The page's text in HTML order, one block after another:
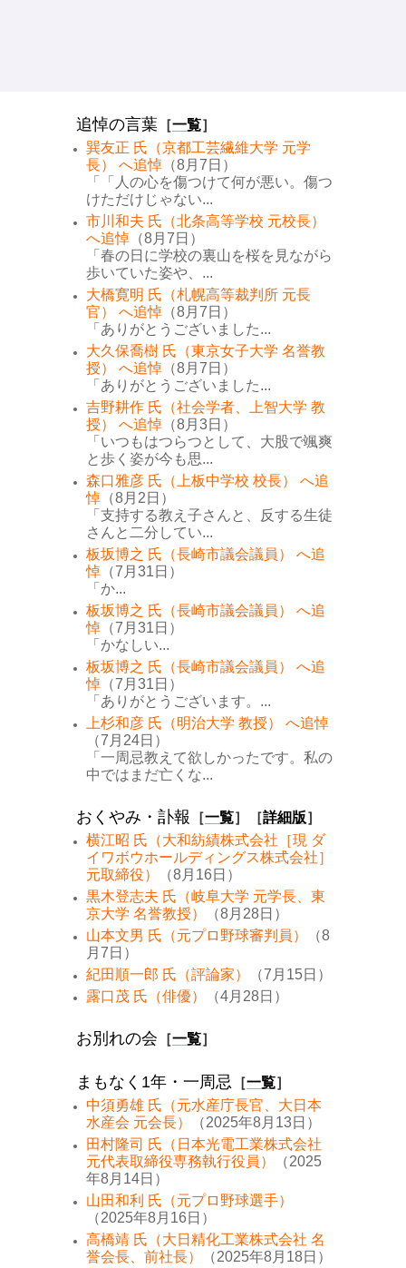
追悼の言葉 ［一覧］
巽友正 氏（京都工芸繊維大学 元学
長） へ追悼 （8月7日）
「「人の心を傷つけて何が悪い。傷つ
けただけじゃない...
市川和夫 氏（北条高等学校 元校長）
へ追悼 （8月7日）
「春の日に学校の裏山を桜を見ながら
歩いていた姿や、...
大橋寛明 氏（札幌高等裁判所 元長
官） へ追悼 （8月7日）
「ありがとうございました...
大久保喬樹 氏（東京女子大学 名誉教
授） へ追悼 （8月7日）
「ありがとうございました...
吉野耕作 氏（社会学者、上智大学 教
授） へ追悼 （8月3日）
「いつもはつらつとして、大股で颯爽
と歩く姿が今も思...
森口雅彦 氏（上板中学校 校長） へ追
悼 （8月2日）
「支持する教え子さんと、反する生徒
さんと二分してい...
板坂博之 氏（長崎市議会議員） へ追
悼 （7月31日）
「か...
板坂博之 氏（長崎市議会議員） へ追
悼 （7月31日）
「かなしい...
板坂博之 氏（長崎市議会議員） へ追
悼 （7月31日）
「ありがとうございます。...
上杉和彦 氏（明治大学 教授） へ追悼
（7月24日）
「一周忌教えて欲しかったです。私の
中ではまだ亡くな...
おくやみ・訃報 ［一覧］［詳細版］
横江昭 氏（大和紡績株式会社［現 ダ
イワボウホールディングス株式会社］
元取締役）
（8月16日）
黒木登志夫 氏（岐阜大学 元学長、東
京大学 名誉教授）
（8月28日）
山本文男 氏（元プロ野球審判員）
（8
月7日）
紀田順一郎 氏（評論家）
（7月15日）
露口茂 氏（俳優）
（4月28日）
お別れの会 ［一覧］
まもなく1年・一周忌 ［一覧］
中須勇雄 氏（元水産庁長官、大日本
水産会 元会長）
（2025年8月13日）
田村隆司 氏（日本光電工業株式会社
元代表取締役専務執行役員）
（2025
年8月14日）
山田和利 氏（元プロ野球選手）
（2025年8月16日）
高橋靖 氏（大日精化工業株式会社 名
誉会長、前社長）
（2025年8月18日）